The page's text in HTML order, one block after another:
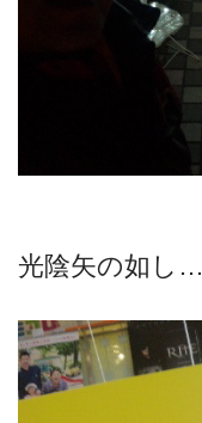
光陰矢の如し…